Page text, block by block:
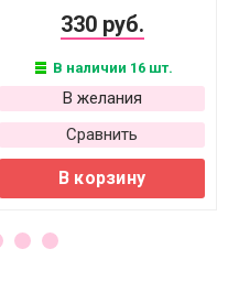
330 руб.
В наличии 16 шт.
В желания
Сравнить
В корзину